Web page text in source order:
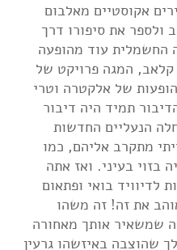
אקוסטיים מאלבום
ולספר את סיפורו דרך
החשמלית עוד מהופעה
המגה פרויקט של
של אלקטרה וטרי
תמיד היה דיבור
הנעליים החדשות
מתקרב אליהם, כמו
בזוי בעיני. ואז אתה
לדיוויד בואי ופתאום
את זה! זה משהו
שמשאיר אותך מאחורה
שהוצבה באיזשהו גרעין